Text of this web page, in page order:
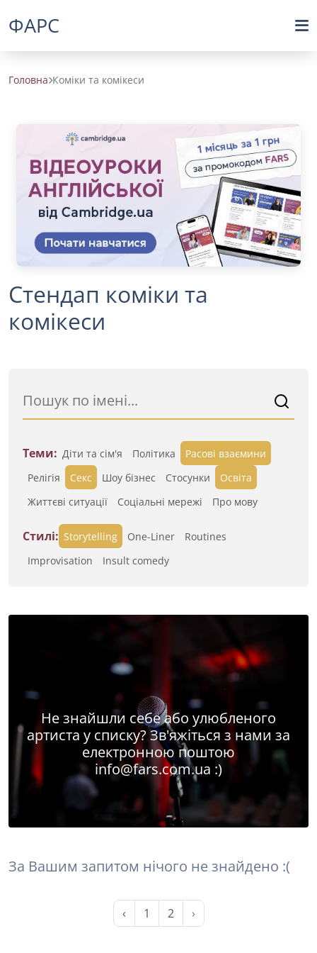
ФАРС
Головна Коміки та комікеси
Стендап коміки та
комікеси
Теми: Діти та сім'я Політика
Расові взаємини
Релігія
Секс Шоу бізнес Стосунки
Освіта
Життєві ситуації
Cоціальні мережі Про мову
Стилі: Storytelling One-Liner
Routines
Improvisation
Insult comedy
Не знайшли себе або улюбленого
артиста у списку? Зв'яжіться з нами за
електронною поштою
info@fars.com.ua :)
За Вашим запитом нічого не знайдено :(
‹ 1 2 ›